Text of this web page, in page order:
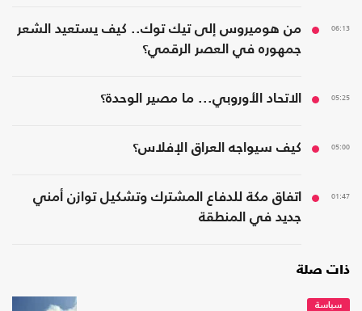
06:13
من هوميروس إلى تيك توك.. كيف يستعيد الشعر
جمهوره في العصر الرقمي؟
05:25 الاتحاد الأوروبي... ما مصير الوحدة؟
05:00 كيف سيواجه العراق الإفلاس؟
01:47
اتفاق مكة للدفاع المشترك وتشكيل توازن أمني
جديد في المنطقة
ذات صلة
سياسة